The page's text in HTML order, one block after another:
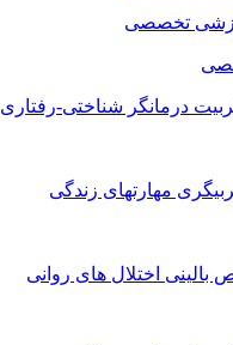
تخصصی
درمانگر شناختی-رفتاری
مهارتهای زندگی
بالینی اختلال های روانی